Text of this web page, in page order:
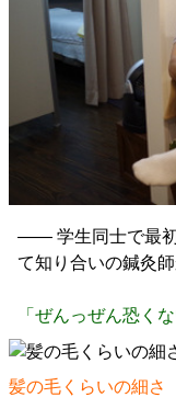
―― 学生同士で最初
て知り合いの鍼灸
「ぜんっぜん恐く
髪の毛くらいの細さ